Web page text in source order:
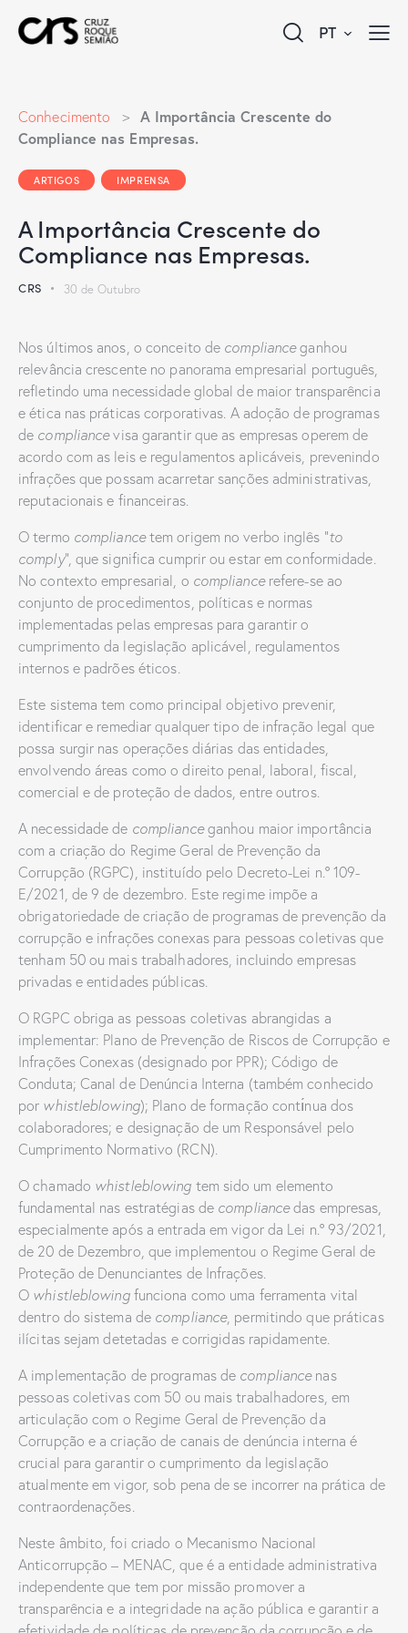
PT
Conhecimento > A Importância Crescente do
Compliance nas Empresas.
ARTIGOS IMPRENSA
A Importância Crescente do
Compliance nas Empresas.
CRS 30 de Outubro
Nos últimos anos, o conceito de complianceganhou
relevância crescente no panorama empresarial português,
refletindo uma necessidade global de maior transparência
e ética nas práticas corporativas. A adoção de programas
de compliancevisa garantir que as empresas operem de
acordo com as leis e regulamentos aplicáveis, prevenindo
infrações que possam acarretar sanções administrativas,
reputacionais e financeiras.
O termo compliancetem origem no verbo inglês “to
comply“, que significa cumprir ou estar em conformidade.
No contexto empresarial, o compliance refere-se ao
conjunto de procedimentos, políticas e normas
implementadas pelas empresas para garantir o
cumprimento da legislação aplicável, regulamentos
internos e padrões éticos.
Este sistema tem como principal objetivo prevenir,
identificar e remediar qualquer tipo de infração legal que
possa surgir nas operações diárias das entidades,
envolvendo áreas como o direito penal, laboral, fiscal,
comercial e de proteção de dados, entre outros.
A necessidade de complianceganhou maior importância
com a criação do Regime Geral de Prevenção da
Corrupção (RGPC), instituído pelo Decreto-Lei n.º 109-
E/2021, de 9 de dezembro. Este regime impõe a
obrigatoriedade de criação de programas de prevenção da
corrupção e infrações conexas para pessoas coletivas que
tenham 50 ou mais trabalhadores, incluindo empresas
privadas e entidades públicas.
O RGPC obriga as pessoas coletivas abrangidas a
implementar: Plano de Prevenção de Riscos de Corrupção e
Infrações Conexas (designado por PPR); Código de
Conduta; Canal de Denúncia Interna (também conhecido
por whistleblowing); Plano de formação contı́nua dos
colaboradores; e designação de um Responsável pelo
Cumprimento Normativo (RCN).
O chamado whistleblowing tem sido um elemento
fundamental nas estratégias de compliancedas empresas,
especialmente após a entrada em vigor da Lei n.º 93/2021,
de 20 de Dezembro, que implementou o Regime Geral de
Proteção de Denunciantes de Infrações.
O whistleblowing funciona como uma ferramenta vital
dentro do sistema de compliance, permitindo que práticas
ilícitas sejam detetadas e corrigidas rapidamente.
A implementação de programas de compliance nas
pessoas coletivas com 50 ou mais trabalhadores, em
articulação com o Regime Geral de Prevenção da
Corrupção e a criação de canais de denúncia interna é
crucial para garantir o cumprimento da legislação
atualmente em vigor, sob pena de se incorrer na prática de
contraordenações.
Neste âmbito, foi criado o Mecanismo Nacional
Anticorrupção – MENAC, que é a entidade administrativa
independente que tem por missão promover a
transparência e a integridade na ação pública e garantir a